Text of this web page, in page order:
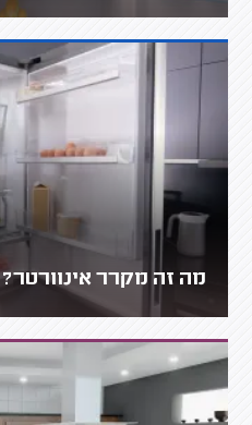
מה זה מקרר אינוורטר?